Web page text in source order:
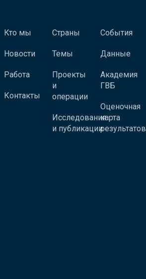
Кто мы
Новости
Работа
Контакты
Страны
Темы
Проекты
и
операции
Исследования
и публикации
События
Данные
Академия
ГВБ
Оценочная
карта
результатов